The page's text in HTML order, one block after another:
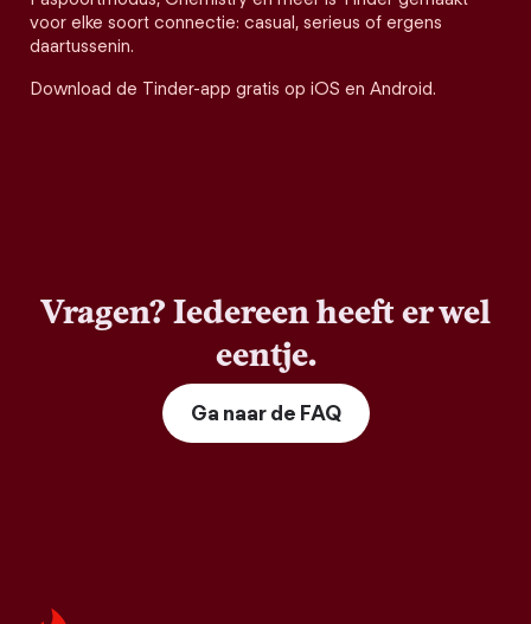
voor elke soort connectie: casual, serieus of ergens
daartussenin.
Download de Tinder-app gratis op iOS en Android.
Vragen? Iedereen heeft er wel
eentje.
Ga naar de FAQ